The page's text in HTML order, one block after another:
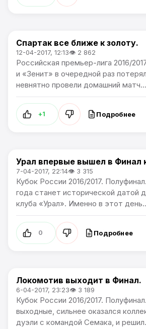
Премьер лига
Спартак все ближе к золоту.
12-04-2017, 12:13👁 2 862
Российская премьер-лига 2016/
и «Зенит» в очередной раз
невнятно провели домашний матч...
+1 Подробнее
Кубок России
Урал впервые вышел в Финал
7-04-2017, 22:14👁 3 315
Кубок России 2016/2017.
года станет исторической датой
клуба «Урал». Именно в этот
0 Подробнее
Кубок России
Локомотив выходит в Финал.
6-04-2017, 23:23👁 3 189
Кубок России 2016/2017.
выходные, сильнее оказался
дуэли с командой Семака, и